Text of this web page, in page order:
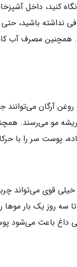
نگاه کنید، داخل
کافی نداشته
همچنین مصرف آب
آرگان
ریشه مو می‌رسند.
پوست سر را با
قوی می‌تواند
روز یک بار موها
داغ باعث